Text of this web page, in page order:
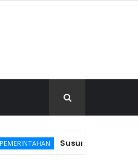
Susuri Jalanan Kota,